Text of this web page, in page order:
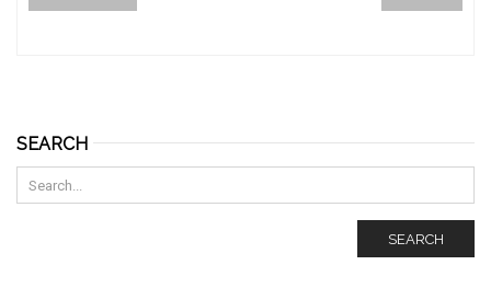
SEARCH
SEARCH